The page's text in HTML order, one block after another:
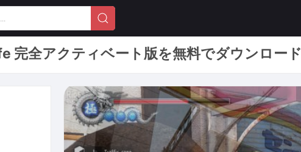
完全アクティベート版を無料でダウンロード